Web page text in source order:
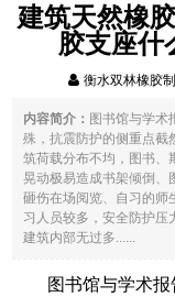
建筑天然橡
胶支座什
衡水双林橡胶
内容简介： 图书馆与学术
殊，抗震防护的侧重点截
筑荷载分布不均，图书、
晃动极易造成书架倾倒、
砸伤在场阅览、自习的师
习人员较多，安全防护压
建筑内部无过多......
图书馆与学术